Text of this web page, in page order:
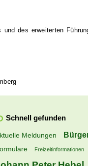
des erweiterten
Schnell gefunden
Meldungen
Freizeitinformationen